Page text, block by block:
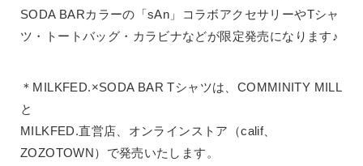
SODA BARカラーの「sAn」コラボアクセサリーやTシャ
ツ・トートバッグ・カラビナなどが限定発売になります♪
＊MILKFED.×SODA BAR Tシャツは、COMMINITY MILL
と
MILKFED.直営店、オンラインストア（calif、
ZOZOTOWN）で発売いたします。